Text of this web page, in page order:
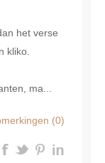
het verse
kliko.
ma...
(0)